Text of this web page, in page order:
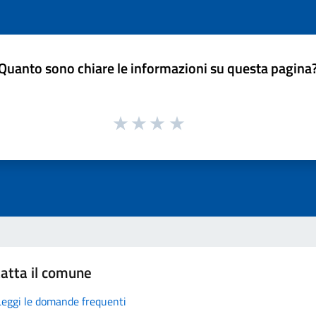
sono chiare le informazioni su questa
il comune
le domande frequenti